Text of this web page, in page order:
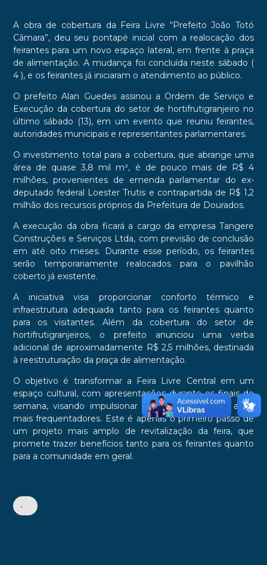
A obra de cobertura da Feira Livre “Prefeito João Totó
Câmara”, deu seu pontapé inicial com a realocação dos
feirantes para um novo espaço lateral, em frente à praça
de alimentação. A mudança foi concluída neste sábado (
4 ), e os feirantes já iniciaram o atendimento ao público.
O prefeito Alan Guedes assinou a Ordem de Serviço e
Execução da cobertura do setor de hortifrutigranjeiro no
último sábado (13), em um evento que reuniu feirantes,
autoridades municipais e representantes parlamentares.
O investimento total para a cobertura, que abrange uma
área de quase 3,8 mil m², é de pouco mais de R$ 4
milhões, provenientes de emenda parlamentar do ex-
deputado federal Loester Trutis e contrapartida de R$ 1,2
milhão dos recursos próprios da Prefeitura de Dourados.
A execução da obra ficará a cargo da empresa Tangere
Construções e Serviços Ltda, com previsão de conclusão
em até oito meses. Durante esse período, os feirantes
serão temporariamente realocados para o pavilhão
coberto já existente.
A iniciativa visa proporcionar conforto térmico e
infraestrutura adequada tanto para os feirantes quanto
para os visitantes. Além da cobertura do setor de
hortifrutigranjeiros, o prefeito anunciou uma verba
adicional de aproximadamente R$ 2,5 milhões, destinada
à reestruturação da praça de alimentação.
O objetivo é transformar a Feira Livre Central em um
espaço cultural, com apresentações durante os finais de
semana, visando impulsionar a economia local e atrair
mais frequentadores. Este é apenas o primeiro passo de
um projeto mais amplo de revitalização da feira, que
promete trazer benefícios tanto para os feirantes quanto
para a comunidade em geral.
•